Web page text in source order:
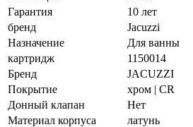
Гарантия
10 лет
бренд
Jacuzzi
Назначение
Для ванны
картридж
1150014
Бренд
JACUZZI
Покрытие
хром | CR
Донный клапан
Нет
Материал корпуса
латунь